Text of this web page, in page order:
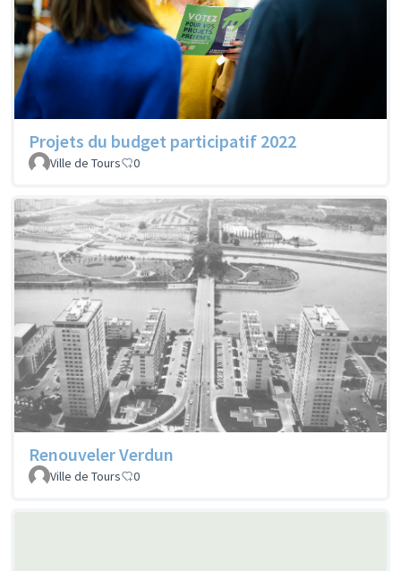
Projets du budget participatif 2022
Ville de Tours 0
Renouveler Verdun
Ville de Tours 0